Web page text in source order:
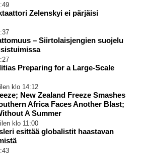
Zelenskyi ei pärjäisi
– Siirtolaisjengien suojelu
Preparing for a Large-Scale
klo 14:12
New Zealand Freeze Smashes
Africa Faces Another Blast;
A Summer
klo 11:00
esittää globalistit haastavan